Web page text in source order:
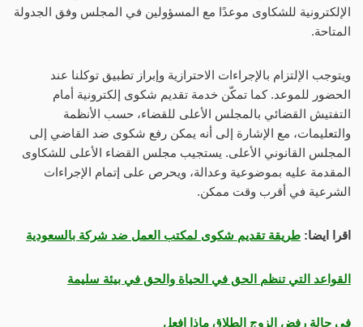
الإلكترونية للشكاوى موعدًا مع المسؤولين في المجلس وفق الجدولة
المتاحة.
ويتوجب الإلتزام بالإجراءات الاحترازية وإبراز تطبيق توكلنا عند
الحضور للموعد. كما تمكّن خدمة تقديم شكوى إلكترونية أمام
التفتيش القضائي بالمجلس الأعلى للقضاء، حسب الأنظمة
والتعليمات، مع الإشارة إلى أنه يمكن رفع شكوى ضد القاضي إلى
المجلس القانوني الأعلى. يستجيب مجلس القضاء الأعلى للشكاوى
المقدمة عليه بموضوعية وعدالة، ويحرص على إتمام الإجراءات
الشرعية في أقرب وقت ممكن.
اقرا ايضا: طريقة تقديم شكوى لمكتب العمل ضد شركة بالسعودية
القواعد التي تنظم الحق في الحياة والحق في بيئة سليمة
في حالة رفض الزوج الطلاق ماذا افعل